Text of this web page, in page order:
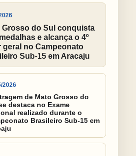
Grosso do Sul conquista
e alcança o 4º
geral no Campeonato
Sub-15 em Aracaju
2026
de Mato Grosso do
destaca no Exame
realizado durante o
Brasileiro Sub-15 em